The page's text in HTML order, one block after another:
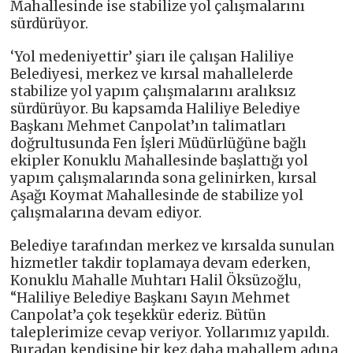
Mahallesinde ise stabilize yol çalışmalarını
sürdürüyor.
‘Yol medeniyettir’ şiarı ile çalışan Haliliye
Belediyesi, merkez ve kırsal mahallelerde
stabilize yol yapım çalışmalarını aralıksız
sürdürüyor. Bu kapsamda Haliliye Belediye
Başkanı Mehmet Canpolat’ın talimatları
doğrultusunda Fen İşleri Müdürlüğüne bağlı
ekipler Konuklu Mahallesinde başlattığı yol
yapım çalışmalarında sona gelinirken, kırsal
Aşağı Koymat Mahallesinde de stabilize yol
çalışmalarına devam ediyor.
Belediye tarafından merkez ve kırsalda sunulan
hizmetler takdir toplamaya devam ederken,
Konuklu Mahalle Muhtarı Halil Öksüzoğlu,
“Haliliye Belediye Başkanı Sayın Mehmet
Canpolat’a çok teşekkür ederiz. Bütün
taleplerimize cevap veriyor. Yollarımız yapıldı.